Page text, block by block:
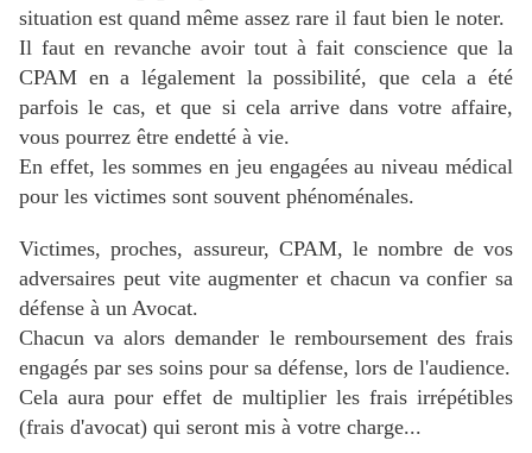
situation est quand même assez rare il faut bien le noter.
Il faut en revanche avoir tout à fait conscience que la
CPAM en a légalement la possibilité, que cela a été
parfois le cas, et que si cela arrive dans votre affaire,
vous pourrez être endetté à vie.
En effet, les sommes en jeu engagées au niveau médical
pour les victimes sont souvent phénoménales.
Victimes, proches, assureur, CPAM, le nombre de vos
adversaires peut vite augmenter et chacun va confier sa
défense à un Avocat.
Chacun va alors demander le remboursement des frais
engagés par ses soins pour sa défense, lors de l'audience.
Cela aura pour effet de multiplier les frais irrépétibles
(frais d'avocat) qui seront mis à votre charge...